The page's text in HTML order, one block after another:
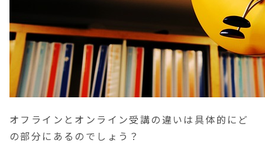
オフラインとオンライン受講の違いは具体的にど
の部分にあるのでしょう？